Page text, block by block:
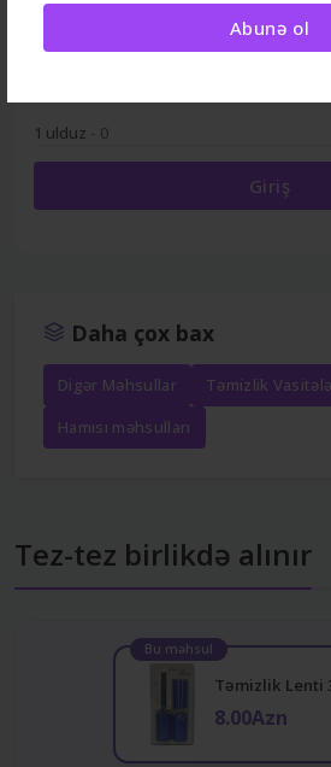
Abunə ol
1 ulduz - 0
Giriş
Daha çox bax
Digər Məhsullar
Təmizlik
Hamısı məhsulları
Tez-tez birlikdə alınır
Bu məhsul
Təmizlik Lenti
8.00Azn